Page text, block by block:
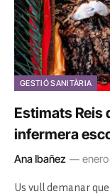
GESTIÓ SANITÀRIA
Estimats Reis
infermera
Ana Ibañez
Us vull demanar